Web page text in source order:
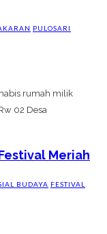
PULOSARI
rumah milik
02 Desa
Meriah
BUDAYA FESTIVAL